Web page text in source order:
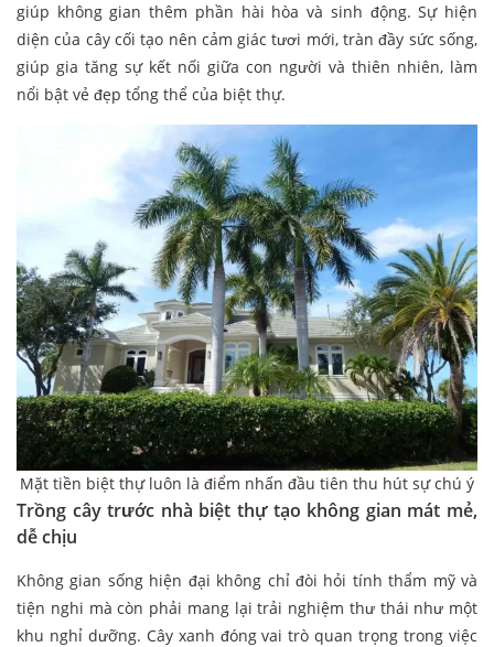
giúp không gian thêm phần hài hòa và sinh động. Sự hiện
diện của cây cối tạo nên cảm giác tươi mới, tràn đầy sức sống,
giúp gia tăng sự kết nối giữa con người và thiên nhiên, làm
nổi bật vẻ đẹp tổng thể của biệt thự.
Mặt tiền biệt thự luôn là điểm nhấn đầu tiên thu hút sự chú ý
Trồng cây trước nhà biệt thự tạo không gian mát mẻ,
dễ chịu
Không gian sống hiện đại không chỉ đòi hỏi tính thẩm mỹ và
tiện nghi mà còn phải mang lại trải nghiệm thư thái như một
khu nghỉ dưỡng. Cây xanh đóng vai trò quan trọng trong việc